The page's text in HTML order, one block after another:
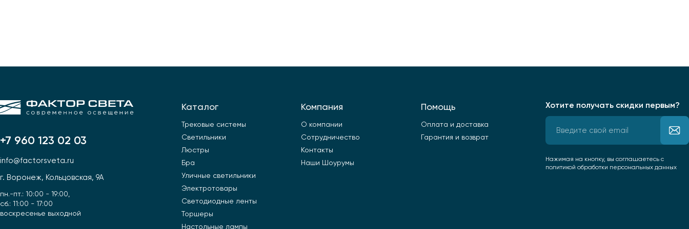
Профили для ленты
Лампочки
+7 960 123 02 03
info@factorsveta.ru
г. Воронеж, Кольцовская, 9А
пн.-пт.: 10:00 - 19:00,
сб.: 11:00 - 17:00
воскресенье выходной
Каталог
Трековые системы
Светильники
Люстры
Бра
Уличные светильники
Электротовары
Светодиодные ленты
Торшеры
Настольные лампы
Компания
О компании
Сотрудничество
Контакты
Наши Шоурумы
Помощь
Оплата и доставка
Гарантия и возврат
Хотите получать скидки первым?
Нажимая на кнопку, вы соглашаетесь с
политикой обработки персональных данных